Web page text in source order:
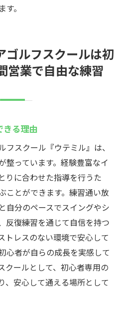
。
ゴルフスクールは初
営業で自由な練習
きる理由
スクール『ウテミル』は、
整っています。経験豊富なイ
りに合わせた指導を行うた
ことができます。練習通い放
自分のペースでスイングやシ
反復練習を通じて自信を持つ
トレスのない環境で安心して
心者が自らの成長を実感して
クールとして、初心者専用の
、安心して通える場所として